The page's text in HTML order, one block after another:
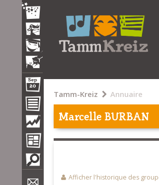
Tamm-Kreiz Annuaire
Marcelle BURBAN
Afficher l'historique des